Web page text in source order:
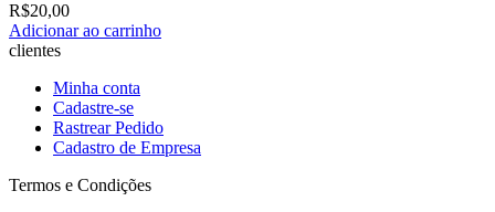
R$20,00
Adicionar ao carrinho
clientes
Minha conta
Cadastre-se
Rastrear Pedido
Cadastro de Empresa
Termos e Condições